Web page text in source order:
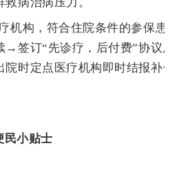
机构，符合住院条件的参保患
→签订“先诊疗，后付费”协议
时定点医疗机构即时结报补
民小贴士